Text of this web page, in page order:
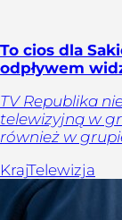
To cios dla
odpływem
TV Republika
telewizyjną w
również w
KrajTelewizja